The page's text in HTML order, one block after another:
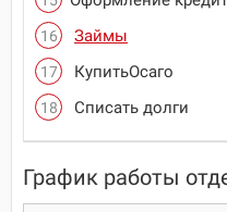
Займы
КупитьОсаго
Списать долги
График работы